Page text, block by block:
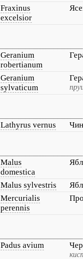
Fraxinus
excelsior
Geranium
robertianum
Geranium
sylvaticum
Lathyrus vernus
Malus
domestica
Malus sylvestris
Mercurialis
perennis
Padus avium